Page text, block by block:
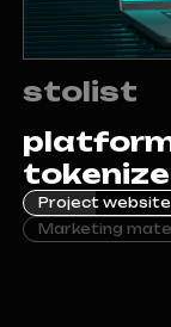
stolist
platfor
tokenize
Project website
Marketing